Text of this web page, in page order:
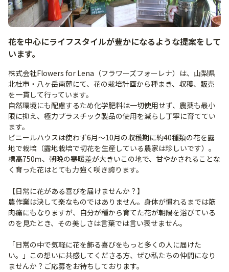
花を中心にライフスタイルが豊かになるような提案をして
います。
株式会社Flowers for Lena（フラワーズフォーレナ）は、山梨県
北杜市・八ヶ岳南麓にて、花の栽培計画から種まき、収穫、販売
を一貫して行っています。
自然環境にも配慮するため化学肥料は一切使用せず、農薬も最小
限に抑え、極力プラスチック製品の使用を減らし丁寧に育ててい
ます。
ビニールハウスは使わず6月～10月の収穫期に約40種類の花を露
地で栽培（露地栽培で切花を生産している農家は珍しいです）。
標高750ｍ、朝晩の寒暖差が大きいこの地で、甘やかされることな
く育った花はとても力強く咲き誇ります。
【日常に花がある喜びを届けませんか？】
農作業は決して楽なものではありません。身体が慣れるまでは筋
肉痛にもなりますが、自分が種から育てた花が朝陽を浴びている
のを見たとき、その美しさは言葉では言い表せません。
「日常の中で気軽に花を飾る喜びをもっと多くの人に届けた
い。」この想いに共感してくださる方、ぜひ私たちの仲間になり
ませんか？ご応募をお待ちしております。